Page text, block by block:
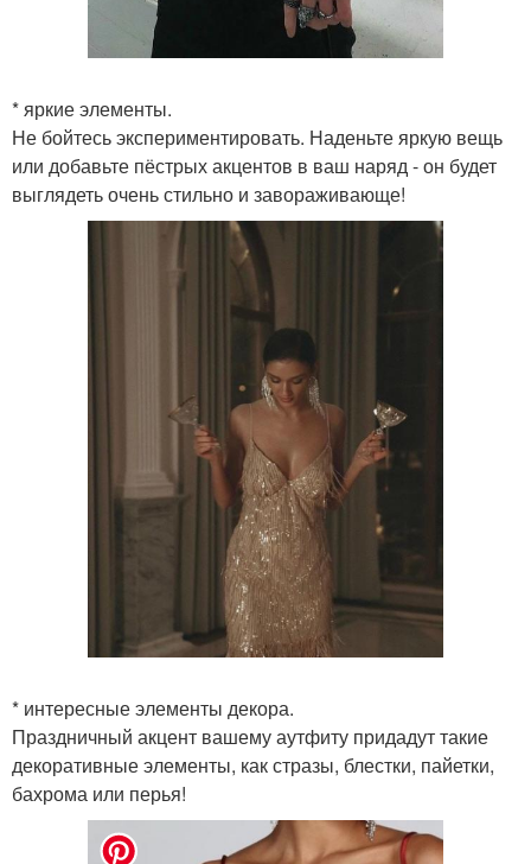
* яркие элементы.
Не бойтесь экспериментировать. Наденьте яркую вещь
или добавьте пёстрых акцентов в ваш наряд - он будет
выглядеть очень стильно и завораживающе!
* интересные элементы декора.
Праздничный акцент вашему аутфиту придадут такие
декоративные элементы, как стразы, блестки, пайетки,
бахрома или перья!